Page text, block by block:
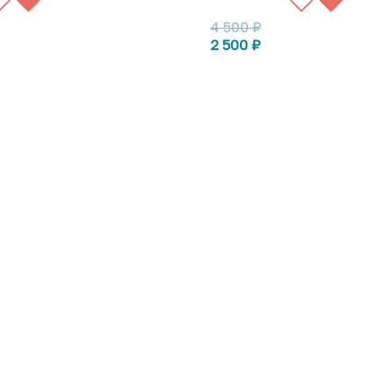
СООБЩИТЬ О ПОСТУПЛЕНИИ
4 500₽
2 500 ₽
СООБЩИТЬ О